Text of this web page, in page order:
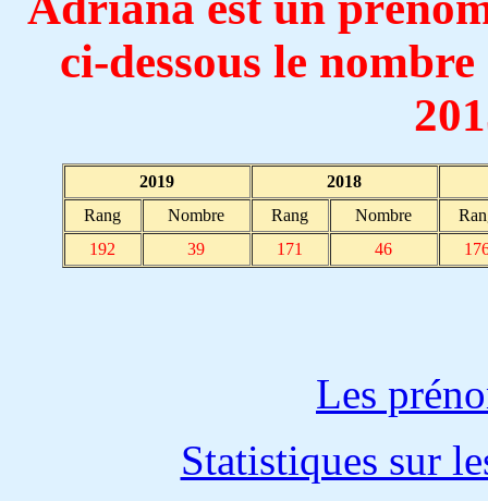
ci-dessous le
2019
2018
Rang
Nombre Rang Nombre
192
39 171 46
Les
Statistiques sur